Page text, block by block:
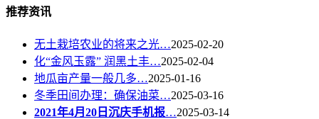
推荐资讯
无土栽培农业的将来之光…2025-02-20
化“金风玉露” 润黑土丰…2025-02-04
地瓜亩产量一般几多…2025-01-16
冬季田间办理：确保油菜…2025-03-16
2021年4月20日沉庆手机报…2025-03-14